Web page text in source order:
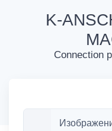
K-
Connection